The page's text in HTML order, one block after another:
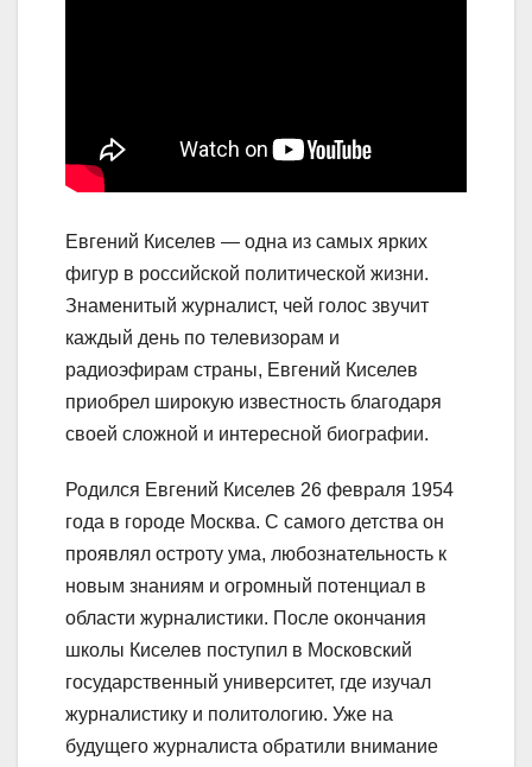
Евгений Киселев — одна из самых ярких
фигур в российской политической жизни.
Знаменитый журналист, чей голос звучит
каждый день по телевизорам и
радиоэфирам страны, Евгений Киселев
приобрел широкую известность благодаря
своей сложной и интересной биографии.
Родился Евгений Киселев 26 февраля 1954
года в городе Москва. С самого детства он
проявлял остроту ума, любознательность к
новым знаниям и огромный потенциал в
области журналистики. После окончания
школы Киселев поступил в Московский
государственный университет, где изучал
журналистику и политологию. Уже на
будущего журналиста обратили внимание